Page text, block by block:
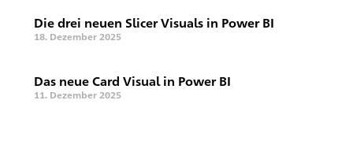
Die drei neuen Slicer Visuals in Power BI
18. Dezember 2025
Das neue Card Visual in Power BI
11. Dezember 2025